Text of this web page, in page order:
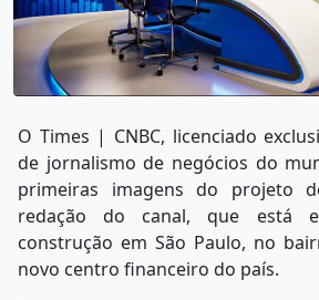
O Times | CNBC, licenciado
de jornalismo de negócios do
primeiras imagens do projeto
redação do canal, que está
construção em São Paulo, no
novo centro financeiro do país.